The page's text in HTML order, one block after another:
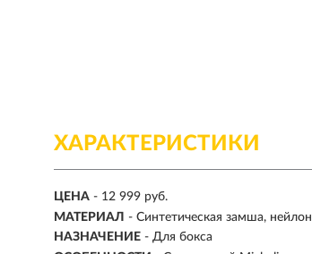
ХАРАКТЕРИСТИКИ
ЦЕНА - 12 999 руб.
МАТЕРИАЛ - Синтетическая замша, нейлон
НАЗНАЧЕНИЕ - Для бокса